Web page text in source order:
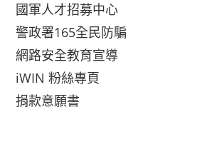
國軍人才招募中心
警政署165全民防騙
網路安全教育宣導
iWIN 粉絲專頁
捐款意願書